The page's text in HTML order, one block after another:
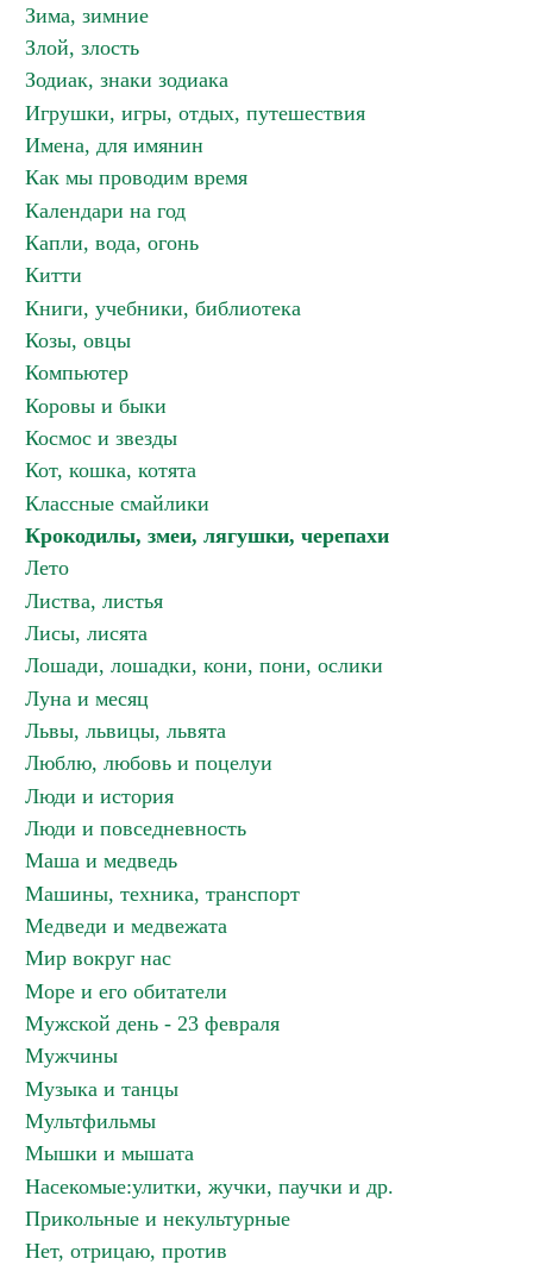
Зима, зимние
Злой, злость
Зодиак, знаки зодиака
Игрушки, игры, отдых, путешествия
Имена, для имянин
Как мы проводим время
Календари на год
Капли, вода, огонь
Китти
Книги, учебники, библиотека
Козы, овцы
Компьютер
Коровы и быки
Космос и звезды
Кот, кошка, котята
Классные смайлики
Крокодилы, змеи, лягушки, черепахи
Лето
Листва, листья
Лисы, лисята
Лошади, лошадки, кони, пони, ослики
Луна и месяц
Львы, львицы, львята
Люблю, любовь и поцелуи
Люди и история
Люди и повседневность
Маша и медведь
Машины, техника, транспорт
Медведи и медвежата
Мир вокруг нас
Море и его обитатели
Мужской день - 23 февраля
Мужчины
Музыка и танцы
Мультфильмы
Мышки и мышата
Насекомые:улитки, жучки, паучки и др.
Прикольные и некультурные
Нет, отрицаю, против